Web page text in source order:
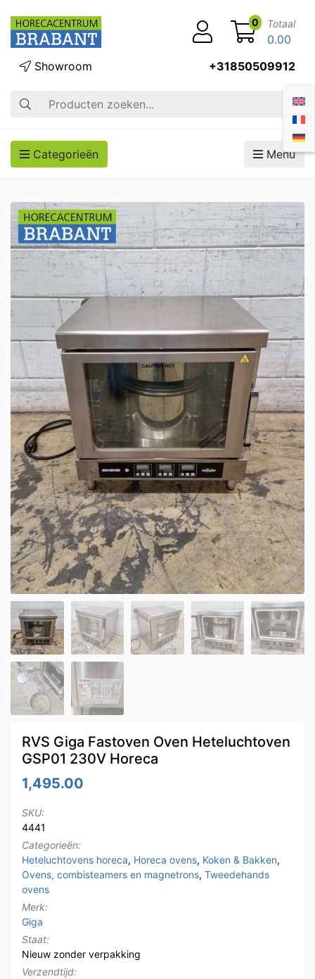
Zoek op
Showroom +31850509912
0 Totaal
0.00
Categorieën Menu
RVS Giga Fastoven Oven Heteluchtoven
GSP01 230V Horeca
1,495.00
SKU:
4441
Categorieën:
Heteluchtovens horeca, Horeca ovens, Koken & Bakken,
Ovens, combisteamers en magnetrons, Tweedehands
ovens
Merk:
Giga
Staat:
Nieuw zonder verpakking
Verzendtijd: